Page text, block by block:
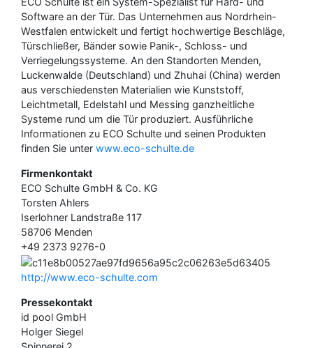
Software an der Tür. Das Unternehmen aus Nordrhein-
Westfalen entwickelt und fertigt hochwertige Beschläge,
Türschließer, Bänder sowie Panik-, Schloss- und
Verriegelungssysteme. An den Standorten Menden,
Luckenwalde (Deutschland) und Zhuhai (China) werden
aus verschiedensten Materialien wie Kunststoff,
Leichtmetall, Edelstahl und Messing ganzheitliche
Systeme rund um die Tür produziert. Ausführliche
Informationen zu ECO Schulte und seinen Produkten
finden Sie unter www.eco-schulte.de
Firmenkontakt
ECO Schulte GmbH & Co. KG
Torsten Ahlers
Iserlohner Landstraße 117
58706 Menden
+49 2373 9276-0
http://www.eco-schulte.com
Pressekontakt
id pool GmbH
Holger Siegel